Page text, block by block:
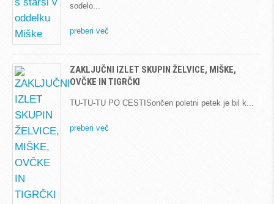
sodelo
preberi več
ZAKLJUČNI IZLET SKUPIN ŽELVICE, MIŠKE,
OVČKE IN TIGRČKI
TU-TU-TU PO CESTISončen poletni petek je bil k
preberi več